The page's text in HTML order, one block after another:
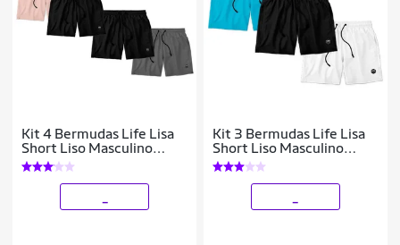
Kit 4 Bermudas Life Lisa
Short Liso Masculino
Básico Mauricinho Tactel
Kit 3 Bermudas Life Lisa
Short Liso Masculino
Básico Mauricinho Tactel
- Azul+Preto